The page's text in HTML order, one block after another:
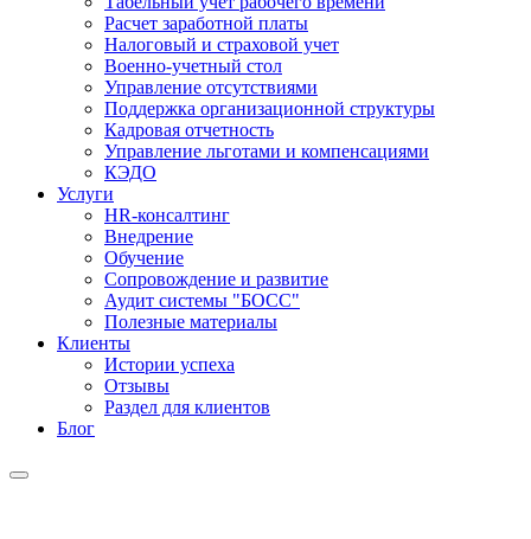
Расчет заработной платы
Налоговый и страховой учет
Военно-учетный стол
Управление отсутствиями
Поддержка организационной структуры
Кадровая отчетность
Управление льготами и компенсациями
КЭДО
Услуги
HR-консалтинг
Внедрение
Обучение
Сопровождение и развитие
Аудит системы "БОСС"
Полезные материалы
Клиенты
Истории успеха
Отзывы
Раздел для клиентов
Блог